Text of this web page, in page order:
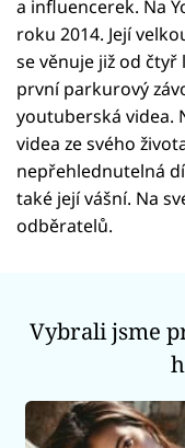
a influencerek. Na
roku 2014. Její
se věnuje již od čtyř
první parkurový
youtuberská videa.
videa ze svého
nepřehlednutelná
také její vášní. Na
odběratelů.
Vybrali jsme